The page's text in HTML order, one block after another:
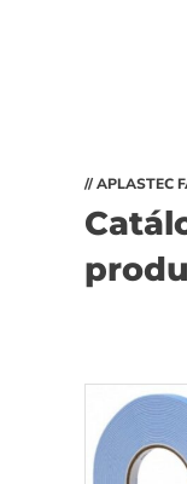
// APLASTEC